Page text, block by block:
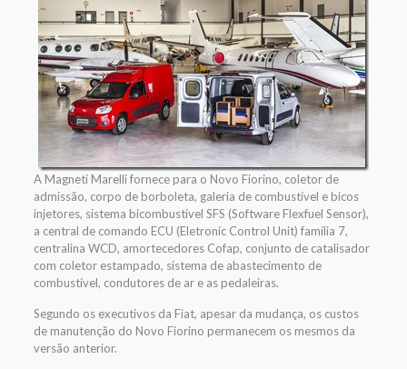
A Magneti Marelli fornece para o Novo Fiorino, coletor de
admissão, corpo de borboleta, galeria de combustível e bicos
injetores, sistema bicombustível SFS (Software Flexfuel Sensor),
a central de comando ECU (Eletronic Control Unit) família 7,
centralina WCD, amortecedores Cofap, conjunto de catalisador
com coletor estampado, sistema de abastecimento de
combustível, condutores de ar e as pedaleiras.
Segundo os executivos da Fiat, apesar da mudança, os custos
de manutenção do Novo Fiorino permanecem os mesmos da
versão anterior.